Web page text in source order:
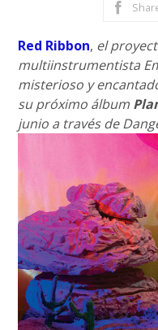
Red Ribbon, el
multiinstrumentista
misterioso y
su próximo álbum
junio a través de